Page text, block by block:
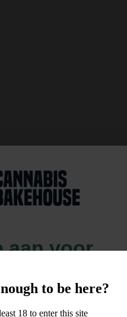
to be here?
18 to enter this site
aan voor